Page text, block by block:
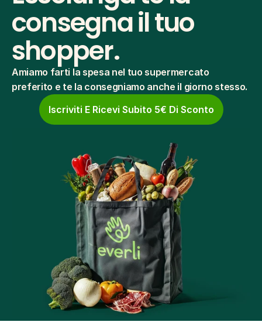
consegna il tuo
shopper.
Amiamo farti la spesa nel tuo supermercato
preferito e te la consegniamo anche il giorno stesso.
Iscriviti E Ricevi Subito 5€ Di Sconto